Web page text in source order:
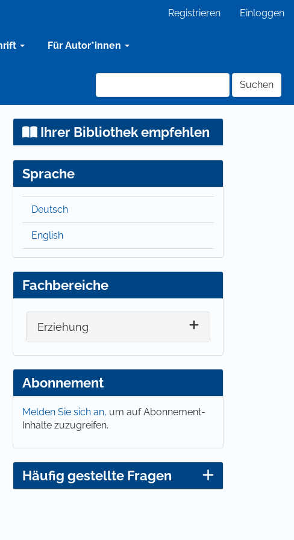
Registrieren Einloggen
Für Autor*innen
Suchen
Ihrer Bibliothek empfehlen
Sprache
Deutsch
English
Fachbereiche
Erziehung
Abonnement
Melden Sie sich an, um auf Abonnement-
Inhalte zuzugreifen.
Häufig gestellte Fragen